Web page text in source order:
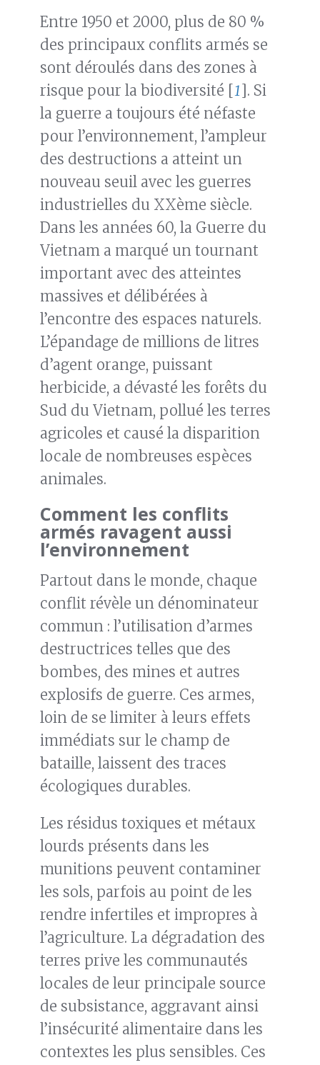
Entre 1950 et 2000, plus de 80 %
des principaux conflits armés se
sont déroulés dans des zones à
risque pour la biodiversité [ 1 ]. Si
la guerre a toujours été néfaste
pour l’environnement, l’ampleur
des destructions a atteint un
nouveau seuil avec les guerres
industrielles du XXème siècle.
Dans les années 60, la Guerre du
Vietnam a marqué un tournant
important avec des atteintes
massives et délibérées à
l’encontre des espaces naturels.
L’épandage de millions de litres
d’agent orange, puissant
herbicide, a dévasté les forêts du
Sud du Vietnam, pollué les terres
agricoles et causé la disparition
locale de nombreuses espèces
animales.
Comment les conflits
armés ravagent aussi
l’environnement
Partout dans le monde, chaque
conflit révèle un dénominateur
commun : l’utilisation d’armes
destructrices telles que des
bombes, des mines et autres
explosifs de guerre. Ces armes,
loin de se limiter à leurs effets
immédiats sur le champ de
bataille, laissent des traces
écologiques durables.
Les résidus toxiques et métaux
lourds présents dans les
munitions peuvent contaminer
les sols, parfois au point de les
rendre infertiles et impropres à
l’agriculture. La dégradation des
terres prive les communautés
locales de leur principale source
de subsistance, aggravant ainsi
l’insécurité alimentaire dans les
contextes les plus sensibles. Ces